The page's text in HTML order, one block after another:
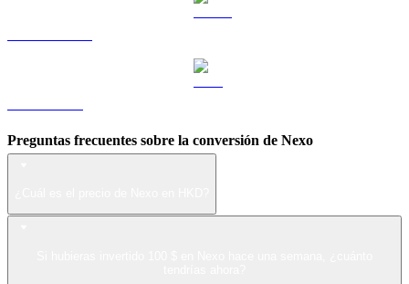
Preguntas frecuentes sobre la conversión de Nexo